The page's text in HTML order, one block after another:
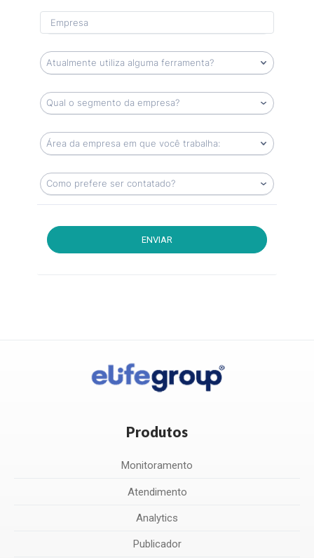
ENVIAR
Produtos
Monitoramento
Atendimento
Analytics
Publicador